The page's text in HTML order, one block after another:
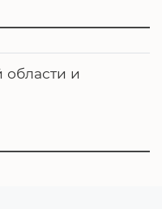
области и